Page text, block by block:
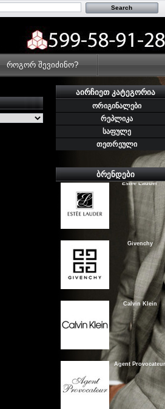
როგორ შევიძინო?
ᲐᲘᲠᲩᲘᲔᲗ ᲙᲐᲢᲔᲒᲝᲠᲘᲐ
ორიგინალები
რეპლიკა
საფულე
თეთრეული
ᲑᲠᲔᲜᲓᲔᲑᲘ
Le Labo
Estee Lauder
Givenchy
Calvin Klein
Agent Provocateur